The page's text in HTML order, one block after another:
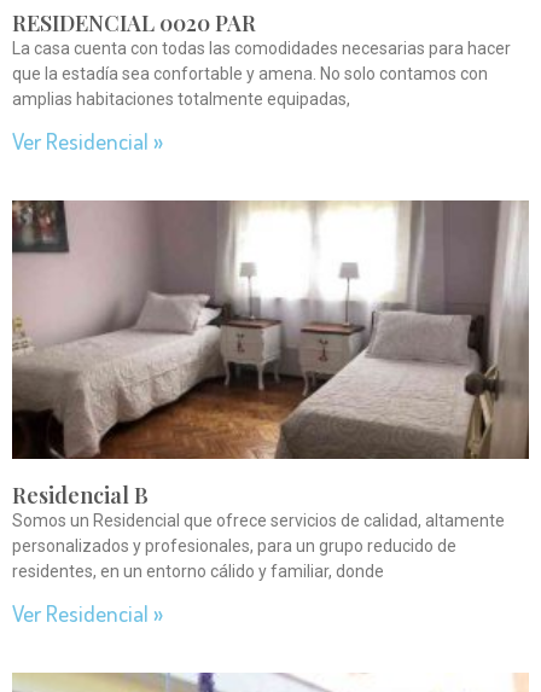
RESIDENCIAL 0020 PAR
La casa cuenta con todas las comodidades necesarias para hacer
que la estadía sea confortable y amena. No solo contamos con
amplias habitaciones totalmente equipadas,
Ver Residencial »
Residencial B
Somos un Residencial que ofrece servicios de calidad, altamente
personalizados y profesionales, para un grupo reducido de
residentes, en un entorno cálido y familiar, donde
Ver Residencial »